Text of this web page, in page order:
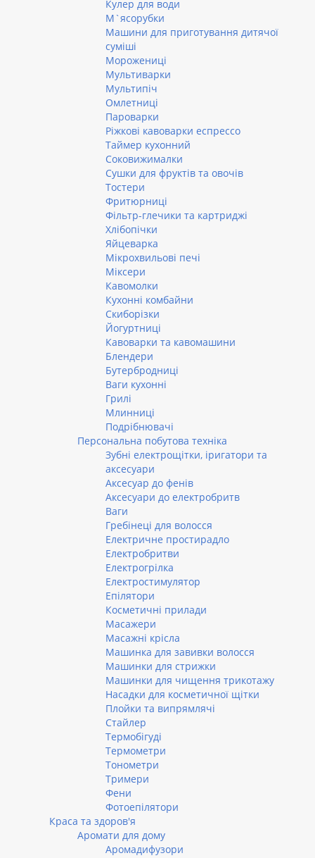
Кулер для води
М`ясорубки
Машини для приготування дитячої
суміші
Морожениці
Мультиварки
Мультипіч
Омлетниці
Пароварки
Ріжкові кавоварки еспрессо
Таймер кухонний
Соковижималки
Сушки для фруктів та овочів
Тостери
Фритюрниці
Фільтр-глечики та картриджі
Хлібопічки
Яйцеварка
Мікрохвильові печі
Міксери
Кавомолки
Кухонні комбайни
Скиборізки
Йогуртниці
Кавоварки та кавомашини
Блендери
Бутербродниці
Ваги кухонні
Грилі
Млинниці
Подрібнювачі
Персональна побутова техніка
Зубні електрощітки, іригатори та
аксесуари
Аксесуар до фенів
Аксесуари до електробритв
Ваги
Гребінеці для волосся
Електричне простирадло
Електробритви
Електрогрілка
Електростимулятор
Епілятори
Косметичні прилади
Масажери
Масажні крісла
Машинка для завивки волосся
Машинки для стрижки
Машинки для чищення трикотажу
Насадки для косметичної щітки
Плойки та випрямлячі
Стайлер
Термобігуді
Термометри
Тонометри
Тримери
Фени
Фотоепілятори
Краса та здоров'я
Аромати для дому
Аромадифузори